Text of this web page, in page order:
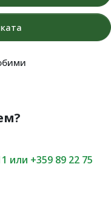
или +359 89 22 75